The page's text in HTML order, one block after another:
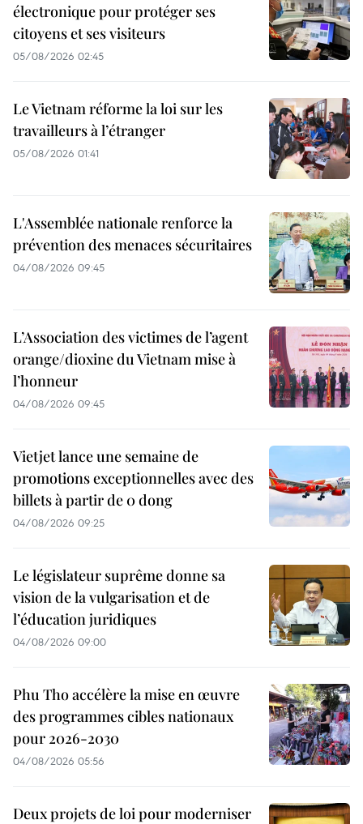
électronique pour protéger ses
citoyens et ses visiteurs
05/08/2026 02:45
Le Vietnam réforme la loi sur les
travailleurs à l’étranger
05/08/2026 01:41
L'Assemblée nationale renforce la
prévention des menaces sécuritaires
04/08/2026 09:45
L’Association des victimes de l’agent
orange/dioxine du Vietnam mise à
l’honneur
04/08/2026 09:45
Vietjet lance une semaine de
promotions exceptionnelles avec des
billets à partir de 0 dong
04/08/2026 09:25
Le législateur suprême donne sa
vision de la vulgarisation et de
l’éducation juridiques
04/08/2026 09:00
Phu Tho accélère la mise en œuvre
des programmes cibles nationaux
pour 2026-2030
04/08/2026 05:56
Deux projets de loi pour moderniser